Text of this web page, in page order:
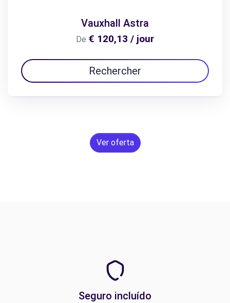
Vauxhall Astra
De € 120,13 / jour
Rechercher
Ver oferta
Seguro incluído